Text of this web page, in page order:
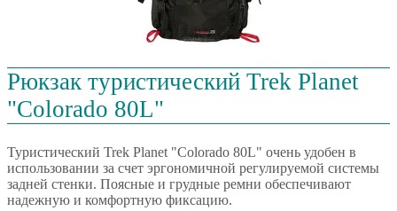
Рюкзак туристический Trek Planet
"Colorado 80L"
Туристический Trek Planet "Colorado 80L" очень удобен в
использовании за счет эргономичной регулируемой системы
задней стенки. Поясные и грудные ремни обеспечивают
надежную и комфортную фиксацию.